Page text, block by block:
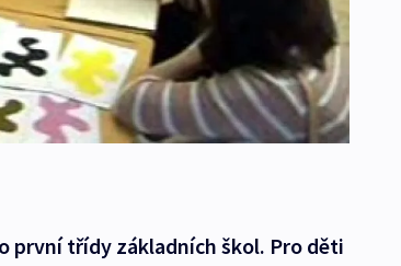
první třídy základních škol. Pro děti